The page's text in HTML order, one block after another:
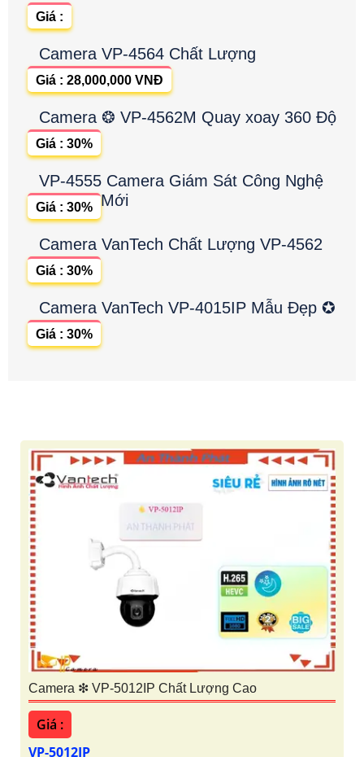
Giá :
Camera VP-4564 Chất Lượng
Giá : 28,000,000 VNĐ
Camera ❂ VP-4562M Quay xoay 360 Độ
Giá : 30%
VP-4555 Camera Giám Sát Công Nghệ
Mới
Giá : 30%
Camera VanTech Chất Lượng VP-4562
Giá : 30%
Camera VanTech VP-4015IP Mẫu Đẹp ✪
Giá : 30%
Camera ❇ VP-5012IP Chất Lượng Cao
Giá :
VP-5012IP